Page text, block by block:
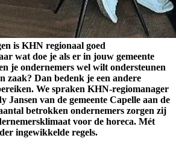
is KHN regionaal goed
wat doe je als er in jouw gemeente
je ondernemers wel wilt ondersteunen
zaak? Dan bedenk je een andere
We spraken KHN-regiomanager
Jansen van de gemeente Capelle aan de
betrokken ondernemers zorgen zij
voor de horeca. Mét
ingewikkelde regels.